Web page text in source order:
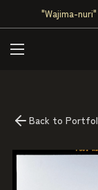
Skip to content
"Wajima-
Open menu
Back to